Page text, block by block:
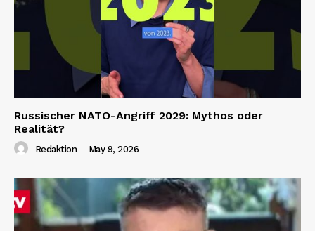
Russischer NATO-Angriff 2029: Mythos oder
Realität?
Redaktion - May 9, 2026